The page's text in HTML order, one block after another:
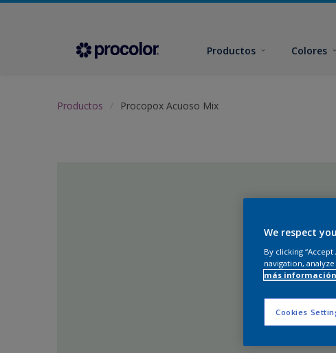
Productos Colores
Productos Procopox Acuoso Mix
We respect
By clicking
navigation,
más
Cookies